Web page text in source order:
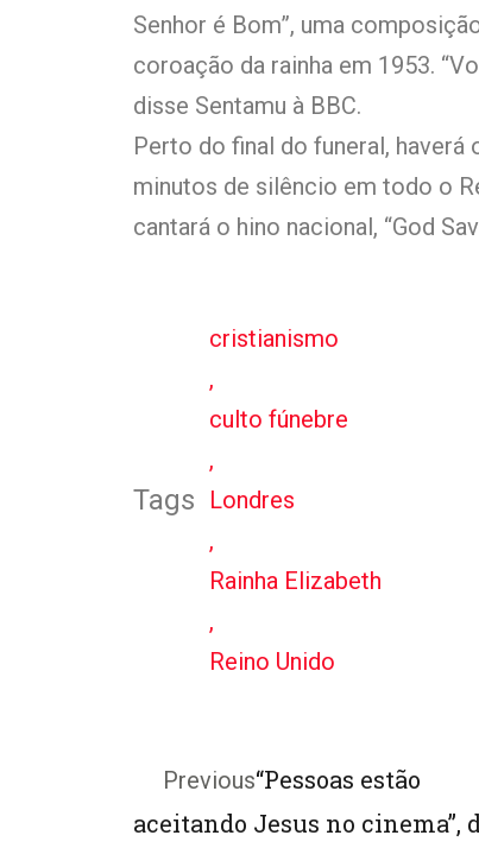
Senhor é Bom”, uma
coroação da rainha em 1953.
disse Sentamu à BBC.
Perto do final do funeral,
minutos de silêncio em todo o
cantará o hino nacional, “God
Tags
cristianismo
,
culto fúnebre
,
Londres
,
Rainha Elizabeth
,
Reino Unido
Previous“Pessoas estão
aceitando Jesus no cinema”,